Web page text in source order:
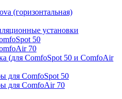
(горизонтальная)
установки
50
70
(для ComfoSpot 50 и ComfoAir
для ComfoSpot 50
для ComfoAir 70